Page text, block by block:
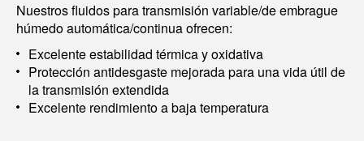
Nuestros fluidos para transmisión variable/de embrague
húmedo automática/continua ofrecen:
Excelente estabilidad térmica y oxidativa
Protección antidesgaste mejorada para una vida útil de
la transmisión extendida
Excelente rendimiento a baja temperatura